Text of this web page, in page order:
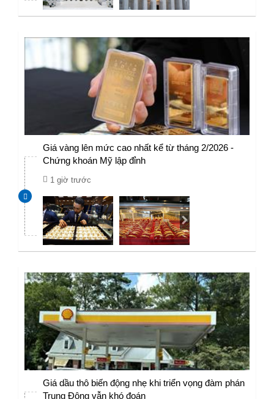
Giá vàng lên mức cao nhất kể từ tháng 2/2026 -
Chứng khoán Mỹ lập đỉnh
1 giờ trước
Giá dầu thô biến động nhẹ khi triển vọng đàm phán
Trung Đông vẫn khó đoán